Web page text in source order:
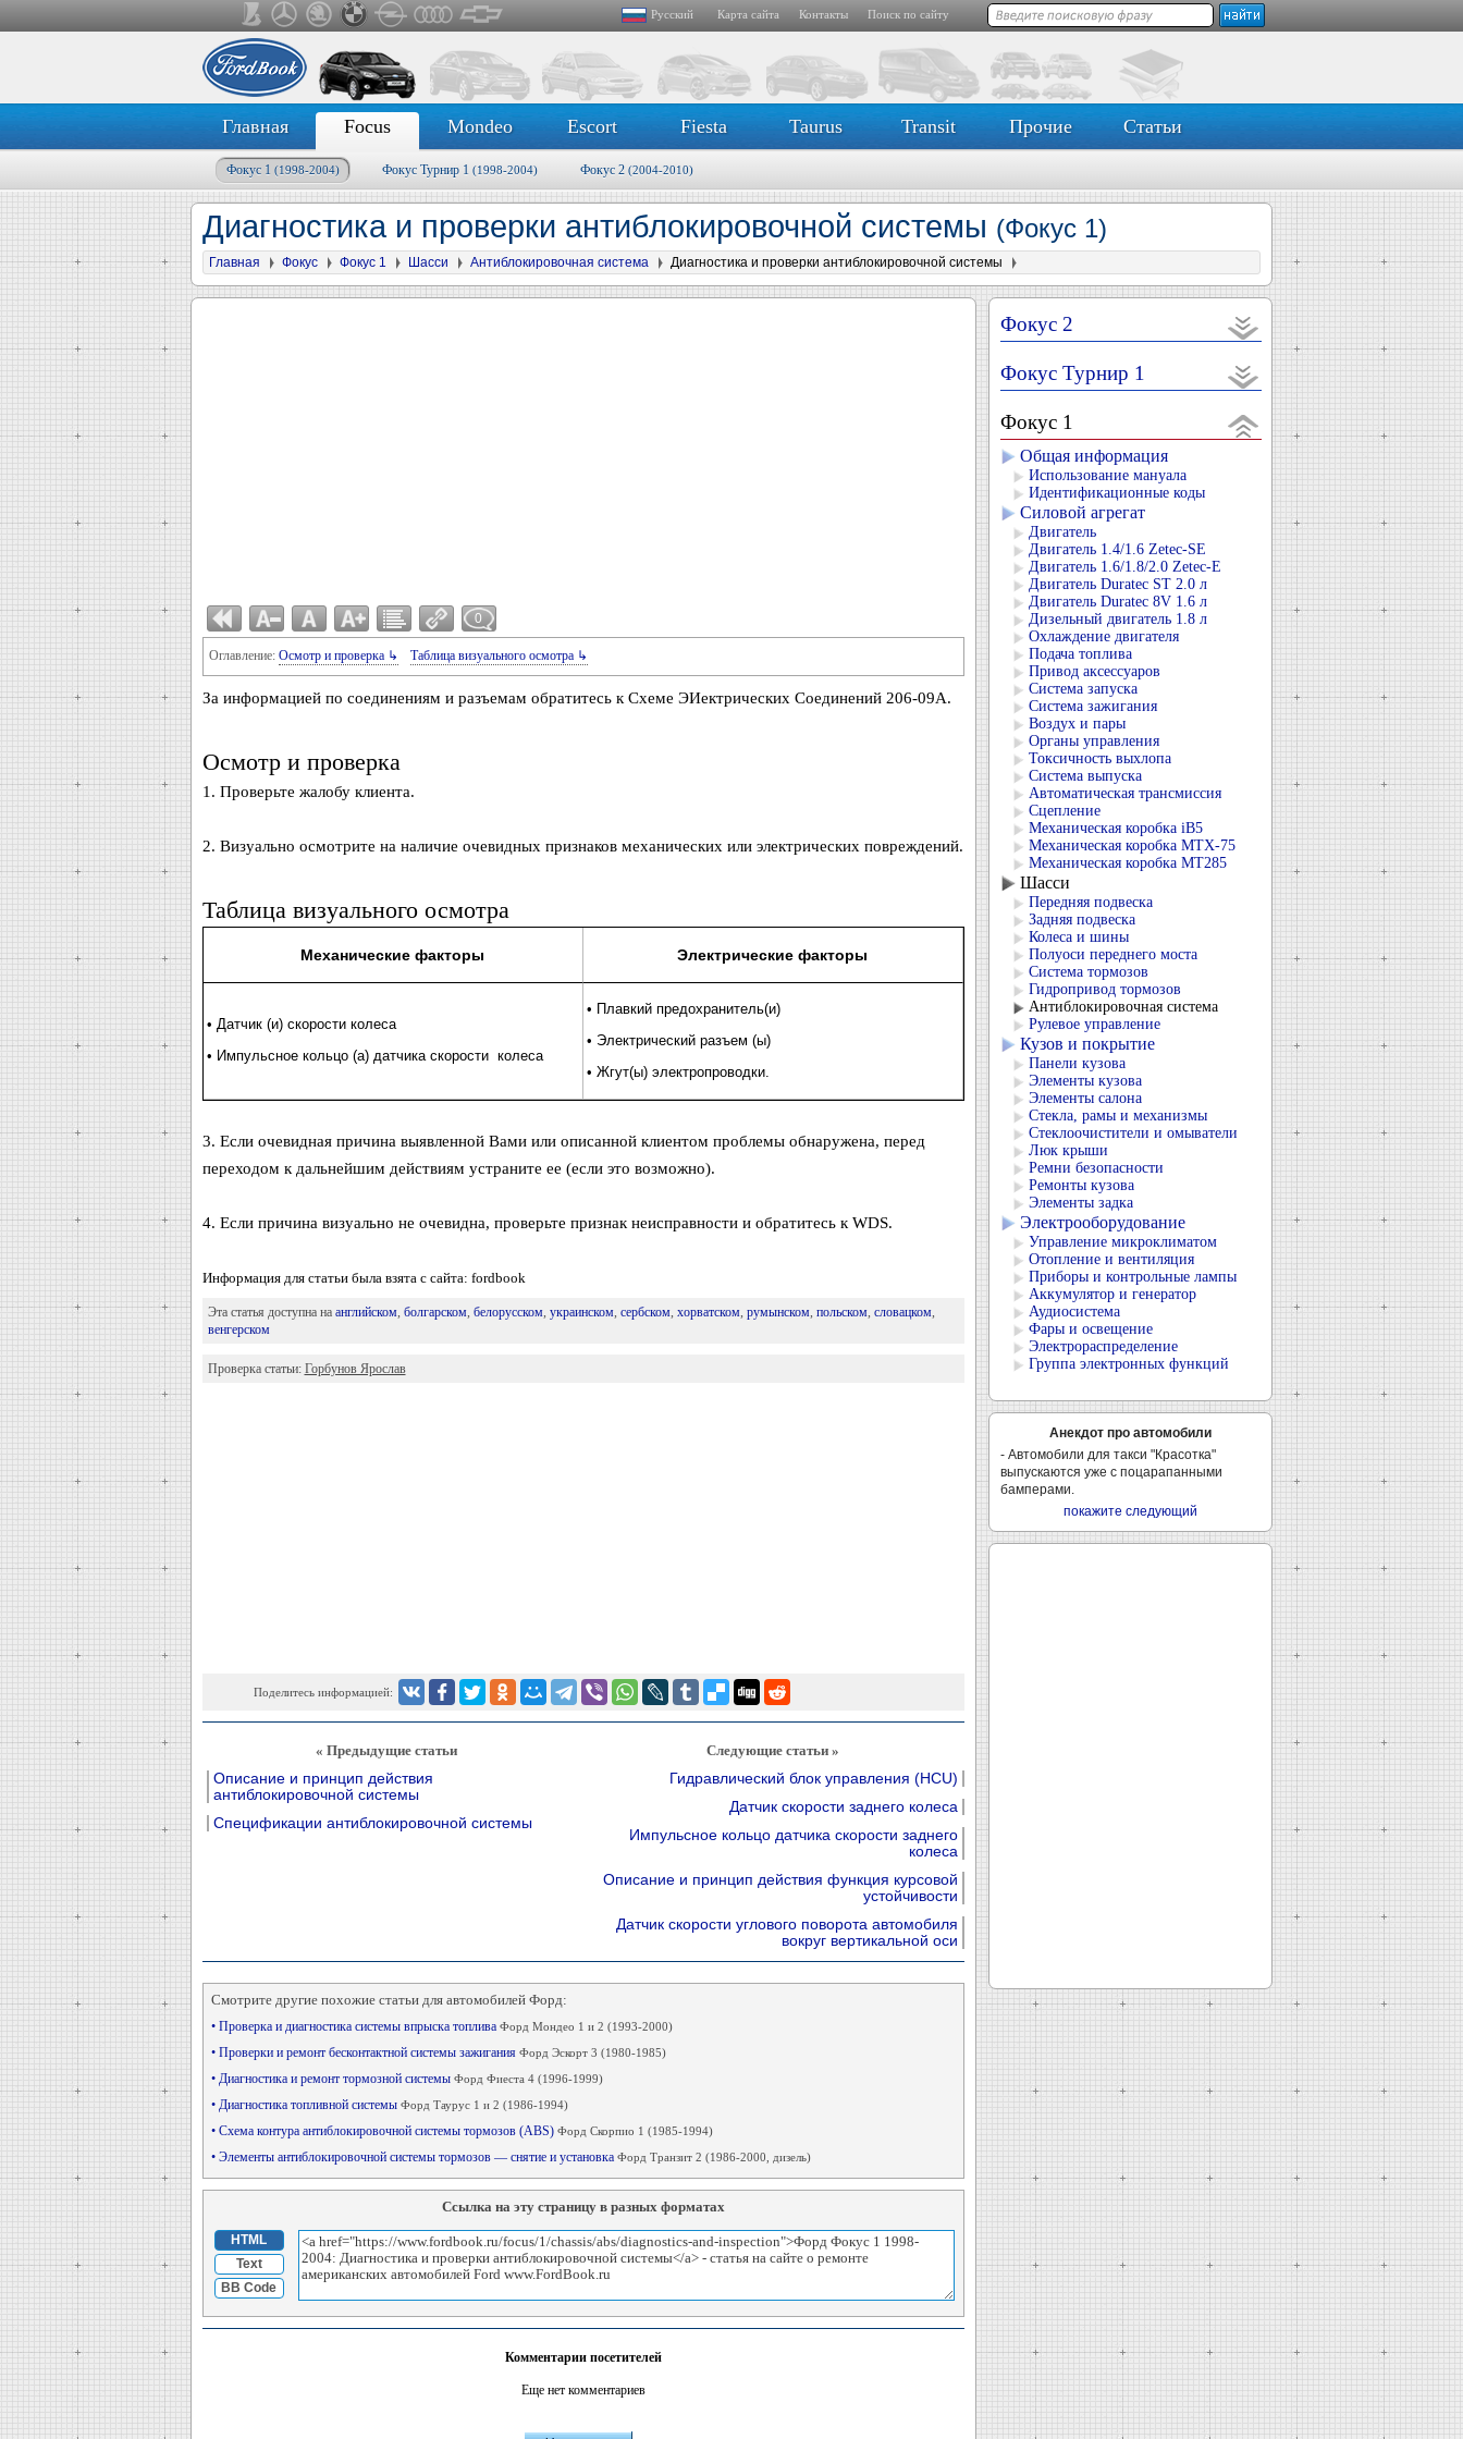
Русский Карта сайта Контакты Поиск по сайту
Главная Focus Mondeo Escort Fiesta Taurus Transit Прочие Статьи
Фокус 1 (1998-2004) Фокус Турнир 1 (1998-2004) Фокус 2 (2004-2010)
Диагностика и проверки антиблокировочной системы (Фокус 1)
Главная Фокус Фокус 1 Шасси Антиблокировочная система Диагностика и проверки антиблокировочной системы
0
Оглавление: Осмотр и проверка ↳ Таблица визуального осмотра ↳
За информацией по соединениям и разъемам обратитесь к Схеме ЭИектрических Соединений 206-09A.
Осмотр и проверка
1. Проверьте жалобу клиента.
2. Визуально осмотрите на наличие очевидных признаков механических или электрических повреждений.
Таблица визуального осмотра
Механические факторы Электрические факторы
• Датчик (и) скорости колеса
• Импульсное кольцо (а) датчика скорости колеса
• Плавкий предохранитель(и)
• Электрический разъем (ы)
• Жгут(ы) электропроводки.
3. Если очевидная причина выявленной Вами или описанной клиентом проблемы обнаружена, перед
переходом к дальнейшим действиям устраните ее (если это возможно).
4. Если причина визуально не очевидна, проверьте признак неисправности и обратитесь к WDS.
Информация для статьи была взята с сайта: fordbook
Эта статья доступна на английском, болгарском, белорусском, украинском, сербском, хорватском, румынском, польском, словацком,
венгерском
Проверка статьи: Горбунов Ярослав
Поделитесь информацией:
« Предыдущие статьи
Описание и принцип действия
антиблокировочной системы
Спецификации антиблокировочной системы
Следующие статьи »
Гидравлический блок управления (HCU)
Датчик скорости заднего колеса
Импульсное кольцо датчика скорости заднего
колеса
Описание и принцип действия функция курсовой
устойчивости
Датчик скорости углового поворота автомобиля
вокруг вертикальной оси
Смотрите другие похожие статьи для автомобилей Форд:
• Проверка и диагностика системы впрыска топлива Форд Мондео 1 и 2 (1993-2000)
• Проверки и ремонт бесконтактной системы зажигания Форд Эскорт 3 (1980-1985)
• Диагностика и ремонт тормозной системы Форд Фиеста 4 (1996-1999)
• Диагностика топливной системы Форд Таурус 1 и 2 (1986-1994)
• Схема контура антиблокировочной системы тормозов (ABS) Форд Скорпио 1 (1985-1994)
• Элементы антиблокировочной системы тормозов — снятие и установка Форд Транзит 2 (1986-2000, дизель)
Ссылка на эту страницу в разных форматах
HTML
Text
BB Code
Комментарии посетителей
Еще нет комментариев
Фокус 2
Фокус Турнир 1
Фокус 1
Общая информация
Использование мануала
Идентификационные коды
Силовой агрегат
Двигатель
Двигатель 1.4/1.6 Zetec-SE
Двигатель 1.6/1.8/2.0 Zetec-E
Двигатель Duratec ST 2.0 л
Двигатель Duratec 8V 1.6 л
Дизельный двигатель 1.8 л
Охлаждение двигателя
Подача топлива
Привод аксессуаров
Система запуска
Система зажигания
Воздух и пары
Органы управления
Токсичность выхлопа
Система выпуска
Автоматическая трансмиссия
Сцепление
Механическая коробка iB5
Механическая коробка MTX-75
Механическая коробка MT285
Шасси
Передняя подвеска
Задняя подвеска
Колеса и шины
Полуоси переднего моста
Система тормозов
Гидропривод тормозов
Антиблокировочная система
Рулевое управление
Кузов и покрытие
Панели кузова
Элементы кузова
Элементы салона
Стекла, рамы и механизмы
Стеклоочистители и омыватели
Люк крыши
Ремни безопасности
Ремонты кузова
Элементы задка
Электрооборудование
Управление микроклиматом
Отопление и вентиляция
Приборы и контрольные лампы
Аккумулятор и генератор
Аудиосистема
Фары и освещение
Электрораспределение
Группа электронных функций
Анекдот про автомобили
- Автомобили для такси "Красотка"
выпускаются уже с поцарапанными
бамперами.
покажите следующий